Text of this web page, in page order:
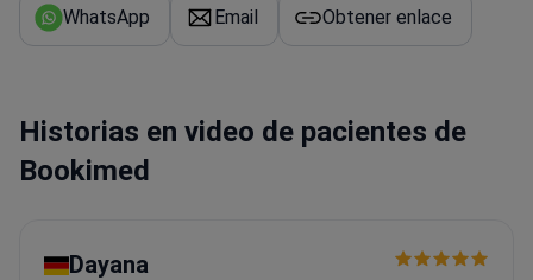
WhatsApp Email Obtener enlace
Historias en video de pacientes de
Bookimed
Dayana